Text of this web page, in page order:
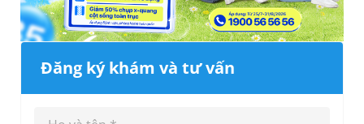
Đăng ký khám và tư vấn